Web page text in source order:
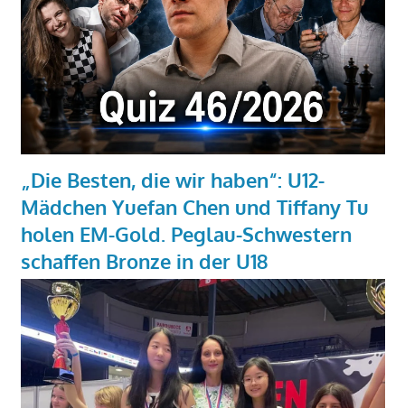
„Die Besten, die wir haben“: U12-
Mädchen Yuefan Chen und Tiffany Tu
holen EM-Gold. Peglau-Schwestern
schaffen Bronze in der U18